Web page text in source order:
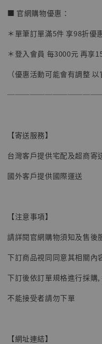
子彈飛 鵝城縣長
NT$ 4,980
■ 官網購物優惠：
＊單筆訂單滿5件 享98折優惠
＊登入會員 每3000元 再享
（優惠活動可能會有調整
【寄送服務】
台灣客戶提供宅配及超商寄
國外客戶提供國際運送
【注意事項】
請詳閱官網購物須知及售後
下訂商品視同同意其相關內
下訂後依訂單規格進行採購
不能接受者請勿下單
【網址連結】